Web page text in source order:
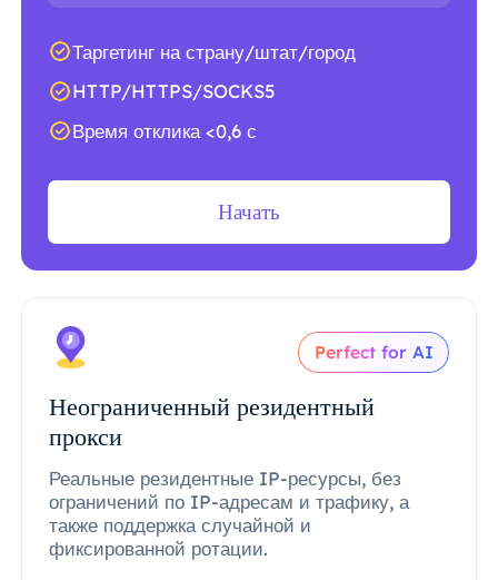
Таргетинг на страну/штат/город
HTTP/HTTPS/SOCKS5
Время отклика <0,6 с
Начать
Perfect for AI
Неограниченный резидентный
прокси
Реальные резидентные IP-ресурсы, без
ограничений по IP-адресам и трафику, а
также поддержка случайной и
фиксированной ротации.